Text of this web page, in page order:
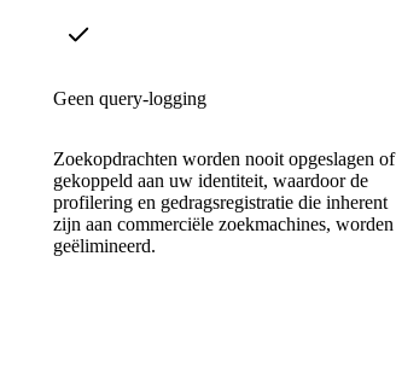
Geen query-logging
Zoekopdrachten worden nooit opgeslagen of
gekoppeld aan uw identiteit, waardoor de
profilering en gedragsregistratie die inherent
zijn aan commerciële zoekmachines, worden
geëlimineerd.